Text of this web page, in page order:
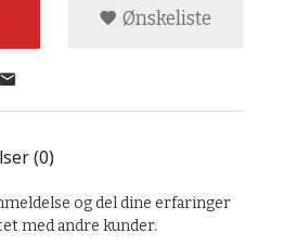
Ønskeliste
(0)
og del dine erfaringer
med andre kunder.